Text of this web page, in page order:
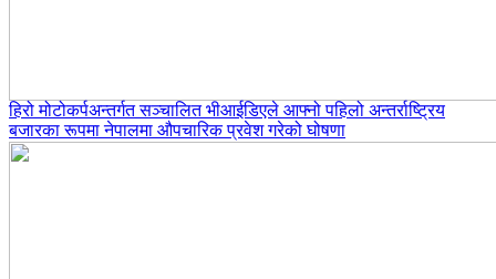
हिरो मोटोकर्पअन्तर्गत सञ्चालित भीआईडिएले आफ्नो पहिलो अन्तर्राष्ट्रिय
बजारका रूपमा नेपालमा औपचारिक प्रवेश गरेको घोषणा